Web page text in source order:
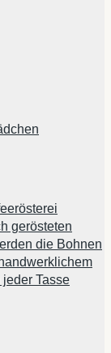
gerösteten
die Bohnen
Tasse